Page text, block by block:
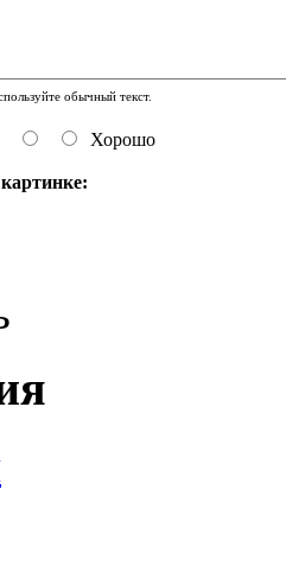
обычный текст.
Хорошо